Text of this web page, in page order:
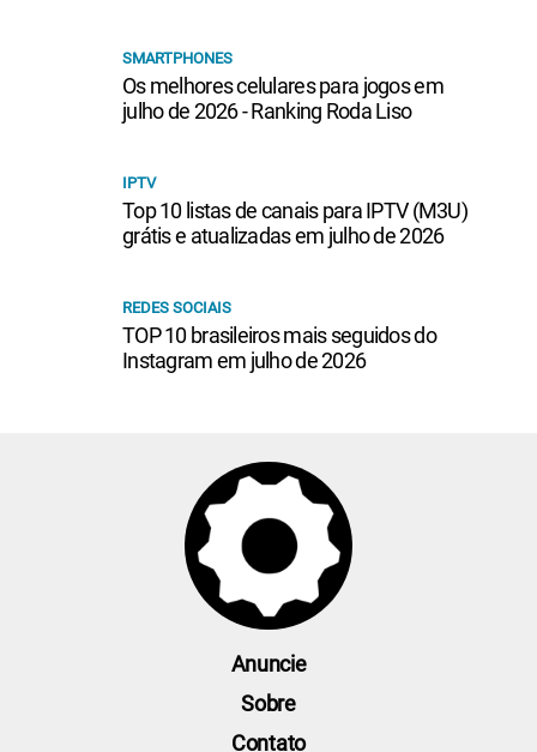
SMARTPHONES
Os melhores celulares para jogos em
julho de 2026 - Ranking Roda Liso
IPTV
Top 10 listas de canais para IPTV (M3U)
grátis e atualizadas em julho de 2026
REDES SOCIAIS
TOP 10 brasileiros mais seguidos do
Instagram em julho de 2026
Anuncie
Sobre
Contato